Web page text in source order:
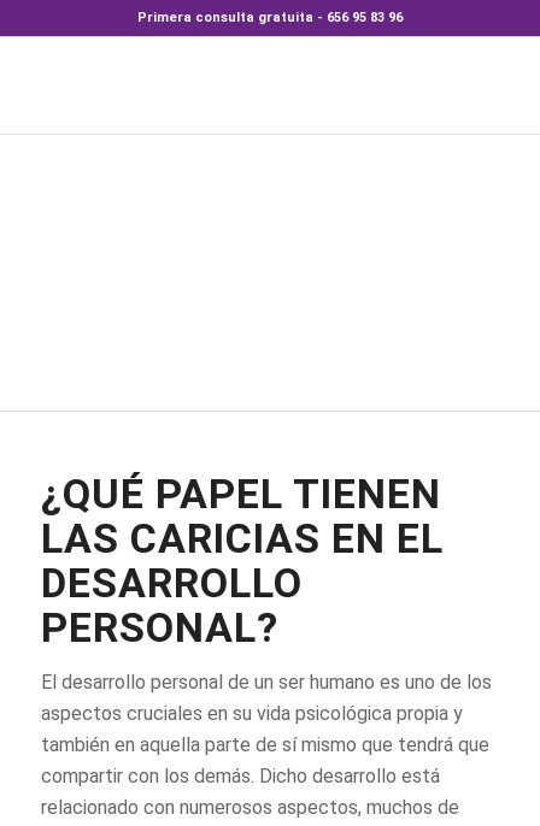
Primera consulta gratuita - 656 95 83 96
¿QUÉ PAPEL TIENEN
LAS CARICIAS EN EL
DESARROLLO
PERSONAL?
El desarrollo personal de un ser humano es uno de los
aspectos cruciales en su vida psicológica propia y
también en aquella parte de sí mismo que tendrá que
compartir con los demás. Dicho desarrollo está
relacionado con numerosos aspectos, muchos de